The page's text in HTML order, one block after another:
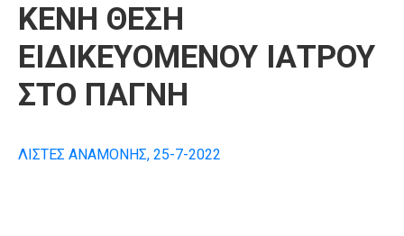
Επικοινωνία
ΚΕΝΗ ΘΕΣΗ
ΕΙΔΙΚΕΥΟΜΕΝΟΥ ΙΑΤΡΟΥ
ΣΤΟ ΠΑΓΝΗ
ΛΙΣΤΕΣ ΑΝΑΜΟΝΗΣ, 25-7-2022